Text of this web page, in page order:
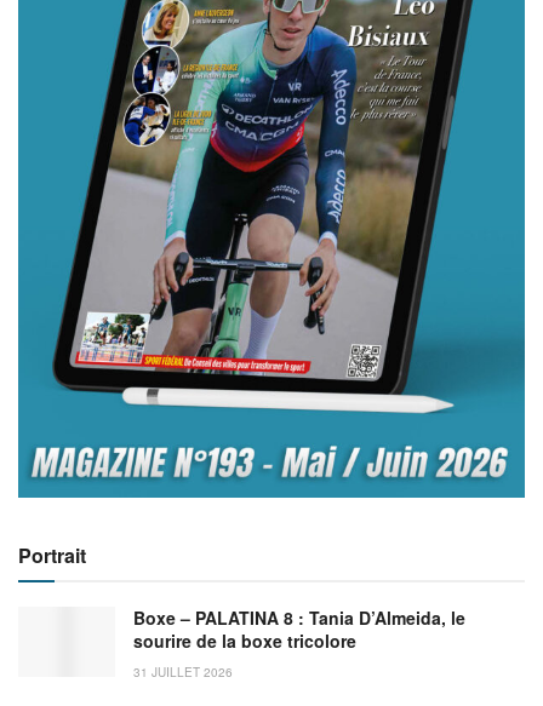
Portrait
Boxe – PALATINA 8 : Tania D’Almeida, le
sourire de la boxe tricolore
31 JUILLET 2026